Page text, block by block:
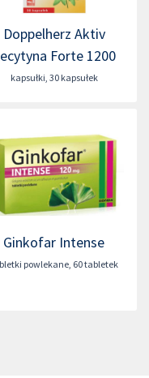
Doppelherz Aktiv
Forte 1200
kapsułki, 30 kapsułek
Ginkofar Intense
powlekane, 60 tabletek